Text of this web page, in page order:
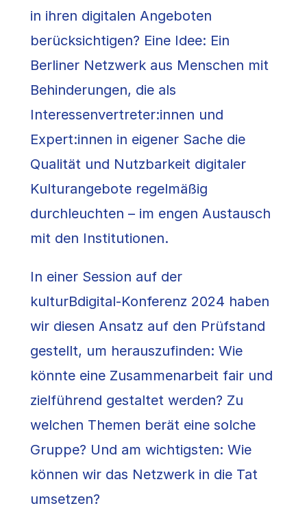
in ihren digitalen Angeboten
berücksichtigen? Eine Idee: Ein
Berliner Netzwerk aus Menschen mit
Behinderungen, die als
Interessenvertreter:innen und
Expert:innen in eigener Sache die
Qualität und Nutzbarkeit digitaler
Kulturangebote regelmäßig
durchleuchten – im engen Austausch
mit den Institutionen.
In einer Session auf der
kulturBdigital-Konferenz 2024 haben
wir diesen Ansatz auf den Prüfstand
gestellt, um herauszufinden: Wie
könnte eine Zusammenarbeit fair und
zielführend gestaltet werden? Zu
welchen Themen berät eine solche
Gruppe? Und am wichtigsten: Wie
können wir das Netzwerk in die Tat
umsetzen?